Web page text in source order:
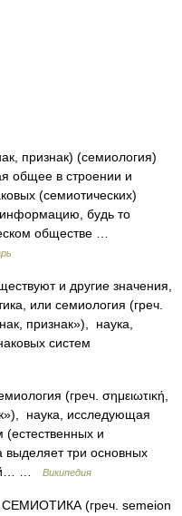
признак) (семиология)
общее в строении и
(семиотических)
будь то
обществе …
и другие значения,
или семиология (греч.
признак»), наука,
систем
(греч. σημειωτική,
наука, исследующая
(естественных и
выделяет три основных
…
Википедия
(греч. semeion